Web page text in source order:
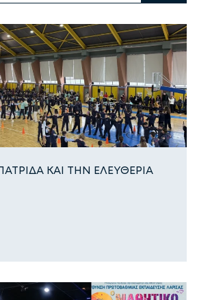
ΚΑΙ ΤΗΝ ΕΛΕΥΘΕΡΙΑ